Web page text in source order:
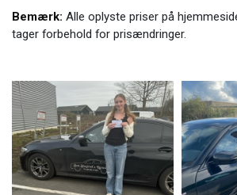
Bemærk: Alle oplyste priser på
tager forbehold for prisændringer.